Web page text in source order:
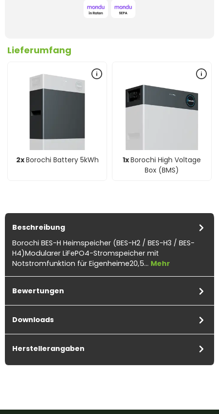
Lieferumfang
2xBorochi Battery 5kWh 1xBorochi High Voltage
Box (BMS)
Beschreibung
Borochi BES-H Heimspeicher (BES-H2 / BES-H3 / BES-
H4)Modularer LiFePO4-Stromspeicher mit
Notstromfunktion für Eigenheime20,5… Mehr
Bewertungen
Downloads
Herstellerangaben